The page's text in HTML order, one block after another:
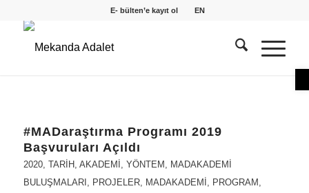
E- bülten’e kayıt ol EN
#MADaraştırma Programı 2019
Başvuruları Açıldı
2020, TARİH , AKADEMI , YÖNTEM , MADAKADEMI
BULUŞMALARI , PROJELER, MADAKADEMI , PROGRAM ,